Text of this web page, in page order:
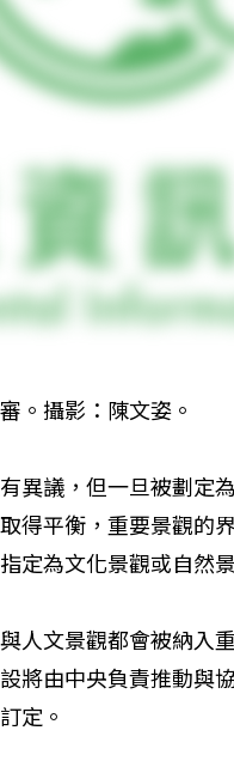
。攝影：陳文姿。
異議，但一旦被劃定
得平衡，重要景觀的
定為文化景觀或自然
人文景觀都會被納入
將由中央負責推動與
定。